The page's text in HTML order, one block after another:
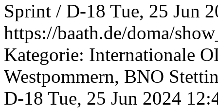
Sprint / D-18 Tue, 25 Jun
https://baath.de/doma/
Kategorie: Internationale
Westpommern, BNO
D-18 Tue, 25 Jun 2024